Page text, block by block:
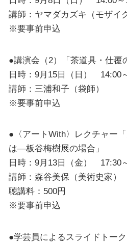
講師：ヤマダカズキ（モザイ
※要事前申込
●講演会（2）「茶道具・仕覆
日時：9月15日（日） 14:00
講師：三浦和子（袋師）
※要事前申込
●〈アートWith〉レクチャー
は―板谷梅樹展の場合」
日時：9月13日（金） 17:30
講師：森谷美保（美術史家）
聴講料：500円
※要事前申込
●学芸員によるスライドトーク